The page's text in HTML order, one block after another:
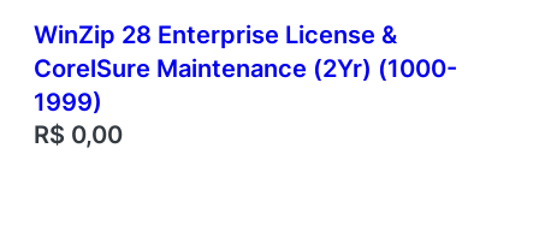
WinZip 28 Enterprise License &
CorelSure Maintenance (2Yr) (1000-
1999)
R$ 0,00